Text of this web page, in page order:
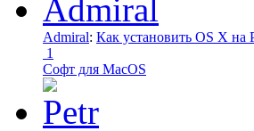
Admiral: Как установить OS X на
1
Софт для MacOS